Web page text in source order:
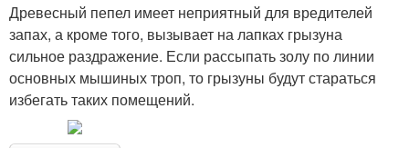
Древесный пепел имеет неприятный для вредителей
запах, а кроме того, вызывает на лапках грызуна
сильное раздражение. Если рассыпать золу по линии
основных мышиных троп, то грызуны будут стараться
избегать таких помещений.